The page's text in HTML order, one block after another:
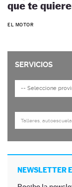
que te
EL MOTOR
NEWSLETTER